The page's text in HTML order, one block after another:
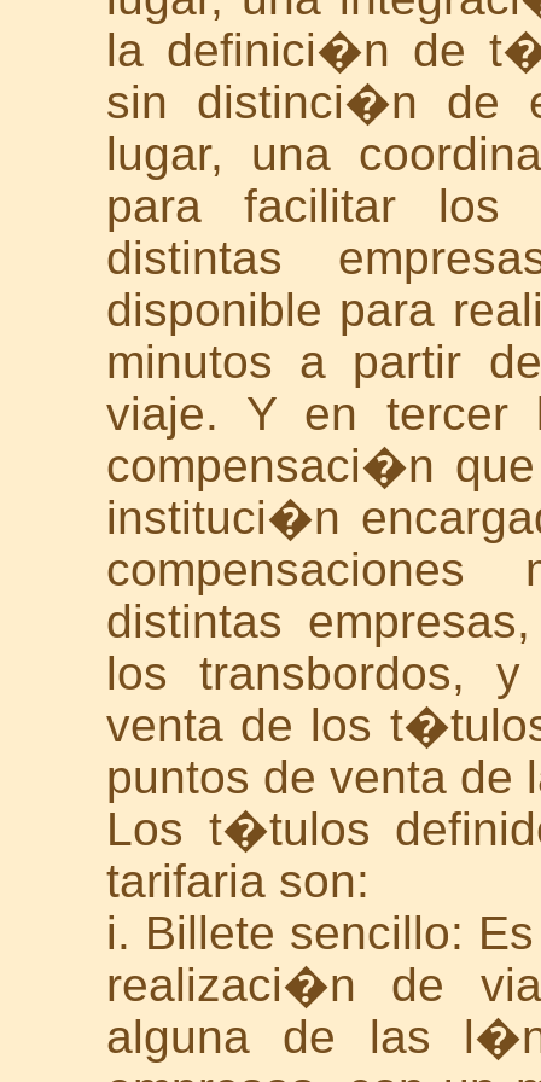
la definici�n de
sin distinci�n de
lugar, una
para facilitar los
distintas
disponible para
minutos a partir
viaje. Y en tercer
compensaci�n
instituci�n
distintas
los transbordos,
venta de los
puntos de venta de
Los t�tulos
tarifaria son:
i. Billete sencillo:
realizaci�n de
alguna de las